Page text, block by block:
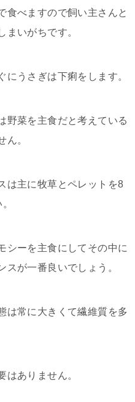
食べますので飼い主さんと
まいがちです。
にうさぎは下痢をします。
野菜を主食だと考えている
ん。
は主に牧草とペレットを8
シーを主食にしてその中に
スが一番良いでしょう。
は常に大きくて繊維質を多
はありません。